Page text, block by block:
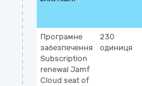
Програмне
забезпечення
Subscription
renewal Jamf
Cloud seat of
230
одиниця